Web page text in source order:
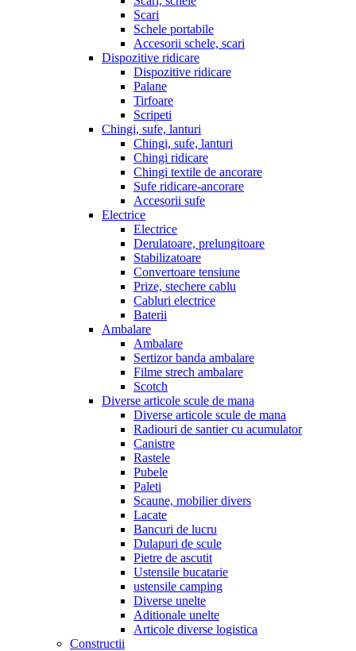
Scari
Schele portabile
Accesorii schele, scari
Dispozitive ridicare
Dispozitive ridicare
Palane
Tirfoare
Scripeti
Chingi, sufe, lanturi
Chingi, sufe, lanturi
Chingi ridicare
Chingi textile de ancorare
Sufe ridicare-ancorare
Accesorii sufe
Electrice
Electrice
Derulatoare, prelungitoare
Stabilizatoare
Convertoare tensiune
Prize, stechere cablu
Cabluri electrice
Baterii
Ambalare
Ambalare
Sertizor banda ambalare
Filme strech ambalare
Scotch
Diverse articole scule de mana
Diverse articole scule de mana
Radiouri de santier cu acumulator
Canistre
Rastele
Pubele
Paleti
Scaune, mobilier divers
Lacate
Bancuri de lucru
Dulapuri de scule
Pietre de ascutit
Ustensile bucatarie
ustensile camping
Diverse unelte
Aditionale unelte
Articole diverse logistica
Constructii